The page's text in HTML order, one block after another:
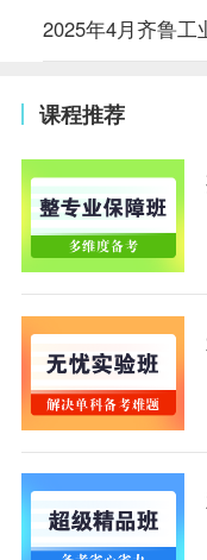
2025年4月齐鲁工
课程推荐